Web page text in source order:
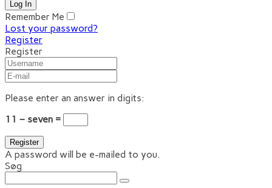
Remember Me
Lost your password?
Register
Register
Please enter an answer in digits:
11 − seven =
A password will be e-mailed to you.
Søg